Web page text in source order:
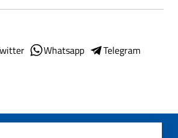
Whatsapp
Telegram